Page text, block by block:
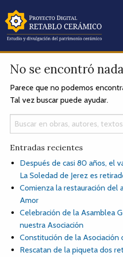
No se encontró nada
Parece que no podemos
Tal vez buscar puede ayudar.
Entradas recientes
Después de casi 80 años, el
La Soledad de Jerez es
Comienza la restauración del
Amor
Celebración de la Asamblea
nuestra Asociación
Constitución de la Asociación
Rescatan de la piqueta dos